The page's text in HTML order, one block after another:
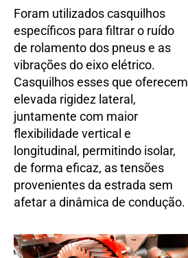
Foram utilizados casquilhos
específicos para filtrar o ruído
de rolamento dos pneus e as
vibrações do eixo elétrico.
Casquilhos esses que oferecem
elevada rigidez lateral,
juntamente com maior
flexibilidade vertical e
longitudinal, permitindo isolar,
de forma eficaz, as tensões
provenientes da estrada sem
afetar a dinâmica de condução.